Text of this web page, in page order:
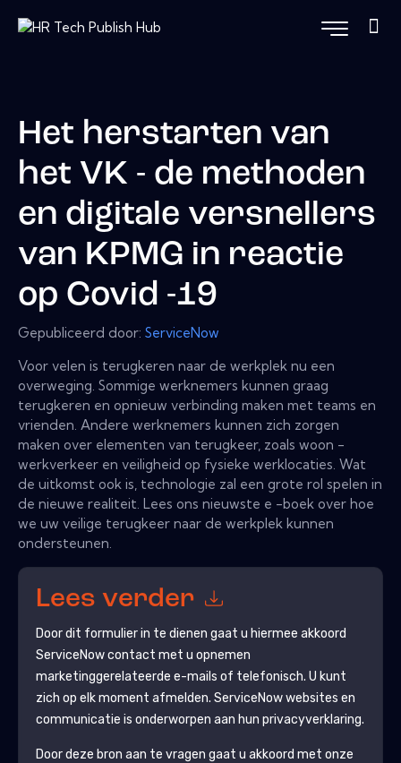
Het herstarten van
het VK - de methoden
en digitale versnellers
van KPMG in reactie
op Covid -19
Gepubliceerd door: ServiceNow
Voor velen is terugkeren naar de werkplek nu een
overweging. Sommige werknemers kunnen graag
terugkeren en opnieuw verbinding maken met teams en
vrienden. Andere werknemers kunnen zich zorgen
maken over elementen van terugkeer, zoals woon -
werkverkeer en veiligheid op fysieke werklocaties. Wat
de uitkomst ook is, technologie zal een grote rol spelen in
de nieuwe realiteit. Lees ons nieuwste e -boek over hoe
we uw veilige terugkeer naar de werkplek kunnen
ondersteunen.
Lees verder
Door dit formulier in te dienen gaat u hiermee akkoord
ServiceNowcontact met u opnemen
marketinggerelateerde e-mails of telefonisch. U kunt
zich op elk moment afmelden. ServiceNowwebsites en
communicatie is onderworpen aan hun privacyverklaring.
Door deze bron aan te vragen gaat u akkoord met onze